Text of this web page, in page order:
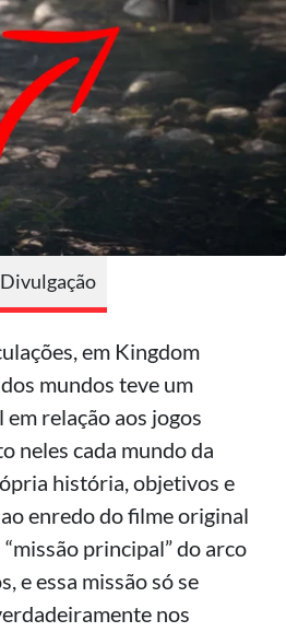
em Kingdom
mundos teve um
relação aos jogos
neles cada mundo da
história, objetivos e
enredo do filme original
principal” do arco
e essa missão só se
nos